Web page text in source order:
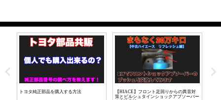
【LINE証券】初心者が投資にチャレン
【HIACE200カスタム】メッキドアノブを
マットブラックに変更してみた。